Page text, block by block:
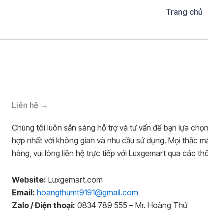
Trang chủ
Liên hệ →
Chúng tôi luôn sẵn sàng hỗ trợ và tư vấn để bạn lựa
hợp nhất với không gian và nhu cầu sử dụng. Mọi thắc
hàng, vui lòng liên hệ trực tiếp với Luxgemart qua các
Website: Luxgemart.com
Email: hoangthumt9191@gmail.com
Zalo / Điện thoại: 0834 789 555 – Mr. Hoàng Thứ